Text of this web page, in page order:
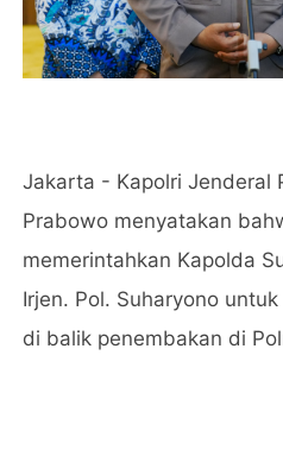
Jakarta - Kapolri Jenderal
Prabowo menyatakan
memerintahkan Kapolda
Irjen. Pol. Suharyono
di balik penembakan di